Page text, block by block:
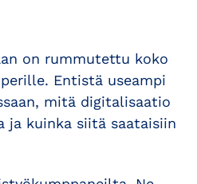
on rummutettu koko
Entistä useampi
mitä digitalisaatio
ja kuinka siitä saataisiin